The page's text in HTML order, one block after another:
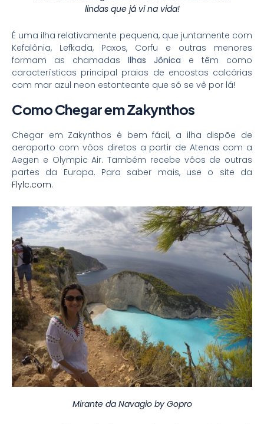
lindas que já vi na vida!
É uma ilha relativamente pequena, que juntamente com
Kefalônia, Lefkada, Paxos, Corfu e outras menores
formam as chamadas Ilhas Jônica e têm como
características principal praias de encostas calcárias
com mar azul neon estonteante que só se vê por lá!
Como Chegar em Zakynthos
Chegar em Zakynthos é bem fácil, a ilha dispõe de
aeroporto com vôos diretos a partir de Atenas com a
Aegen e Olympic Air. Também recebe vôos de outras
partes da Europa. Para saber mais, use o site da
Flylc.com.
Mirante da Navagio by Gopro